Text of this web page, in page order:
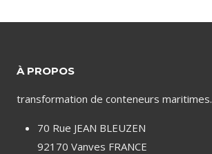
À PROPOS
transformation de conteneurs maritimes.
70 Rue JEAN BLEUZEN
92170 Vanves FRANCE